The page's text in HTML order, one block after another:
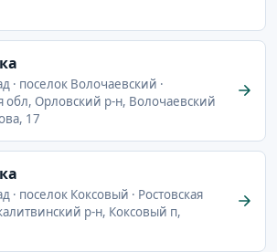
· поселок Волочаевский ·
обл, Орловский р-н, Волочаевский
17
· поселок Коксовый · Ростовская
р-н, Коксовый п,